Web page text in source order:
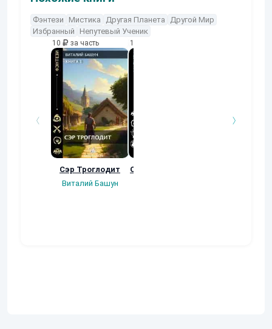
Фэнтези Мистика Другая Планета
Другой Мир
Избранный
Непутевый Ученик
10 за часть
Сэр Троглодит
Виталий Башун
10
Осколки прошлого